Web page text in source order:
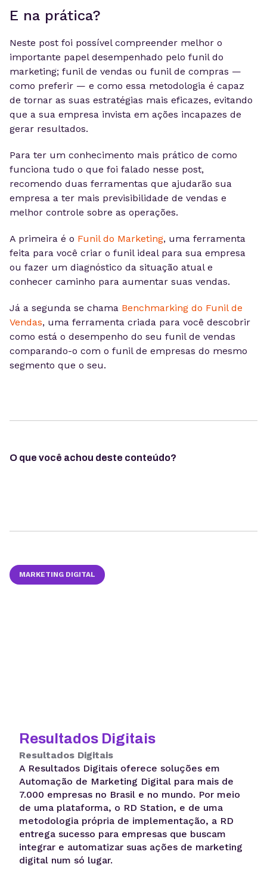
E na prática?
Neste post foi possível compreender melhor o
importante papel desempenhado pelo funil do
marketing; funil de vendas ou funil de compras —
como preferir — e como essa metodologia é capaz
de tornar as suas estratégias mais eficazes, evitando
que a sua empresa invista em ações incapazes de
gerar resultados.
Para ter um conhecimento mais prático de como
funciona tudo o que foi falado nesse post,
recomendo duas ferramentas que ajudarão sua
empresa a ter mais previsibilidade de vendas e
melhor controle sobre as operações.
A primeira é o Funil do Marketing, uma ferramenta
feita para você criar o funil ideal para sua empresa
ou fazer um diagnóstico da situação atual e
conhecer caminho para aumentar suas vendas.
Já a segunda se chama Benchmarking do Funil de
Vendas, uma ferramenta criada para você descobrir
como está o desempenho do seu funil de vendas
comparando-o com o funil de empresas do mesmo
segmento que o seu.
O que você achou deste conteúdo?
MARKETING DIGITAL
Resultados Digitais
Resultados Digitais
A Resultados Digitais oferece soluções em
Automação de Marketing Digital para mais de
7.000 empresas no Brasil e no mundo. Por meio
de uma plataforma, o RD Station, e de uma
metodologia própria de implementação, a RD
entrega sucesso para empresas que buscam
integrar e automatizar suas ações de marketing
digital num só lugar.